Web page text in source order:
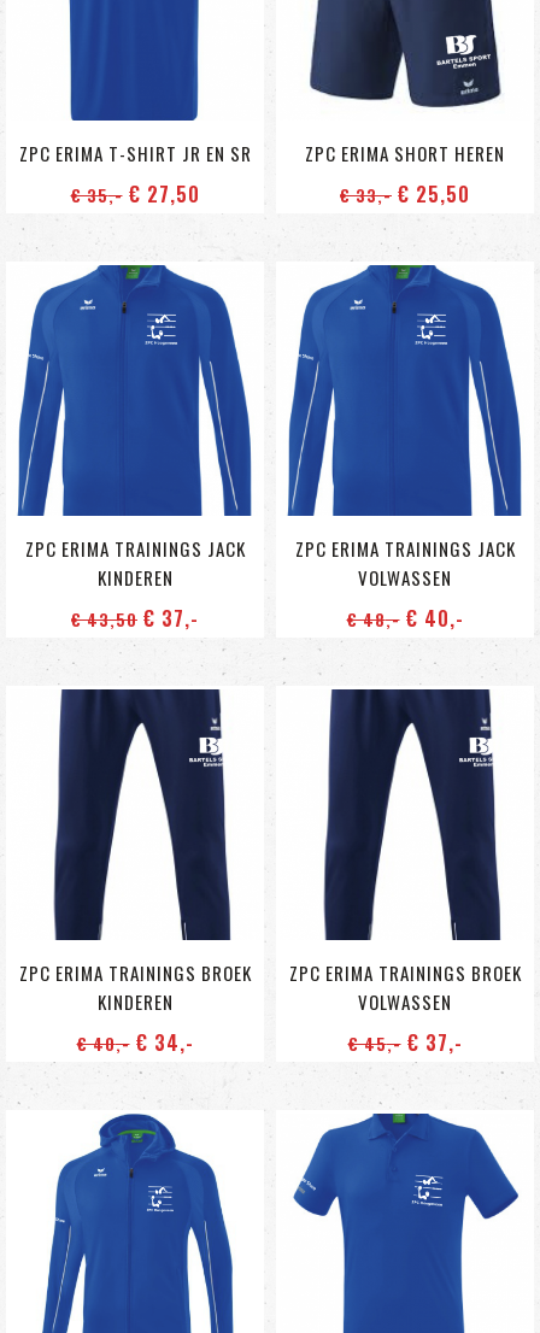
ZPC ERIMA T-SHIRT JR EN SR
€ 35,-€ 27,50
ZPC ERIMA SHORT HEREN
€ 33,- € 25,50
ZPC ERIMA TRAININGS JACK
KINDEREN
€ 43,50 € 37,-
ZPC ERIMA TRAININGS JACK
VOLWASSEN
€ 48,-€ 40,-
ZPC ERIMA TRAININGS BROEK
KINDEREN
€ 40,-€ 34,-
ZPC ERIMA TRAININGS BROEK
VOLWASSEN
€ 45,-€ 37,-